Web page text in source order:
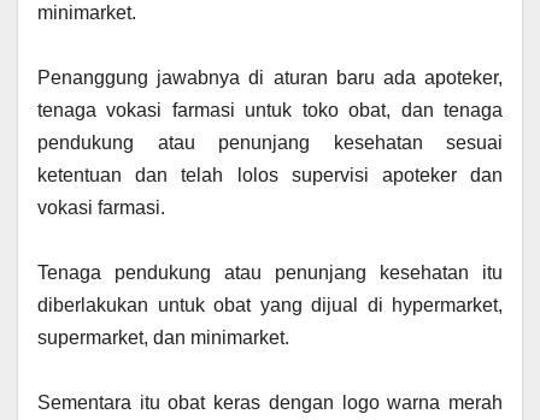
minimarket.
‎Penanggung jawabnya di aturan baru ada apoteker,
tenaga vokasi farmasi untuk toko obat, dan tenaga
pendukung atau penunjang kesehatan sesuai
ketentuan dan telah lolos supervisi apoteker dan
vokasi farmasi.
‎Tenaga pendukung atau penunjang kesehatan itu
diberlakukan untuk obat yang dijual di hypermarket,
supermarket, dan minimarket.
‎Sementara itu obat keras dengan logo warna merah